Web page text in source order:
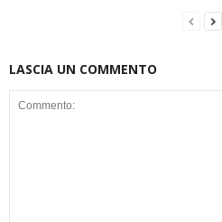
LASCIA UN COMMENTO